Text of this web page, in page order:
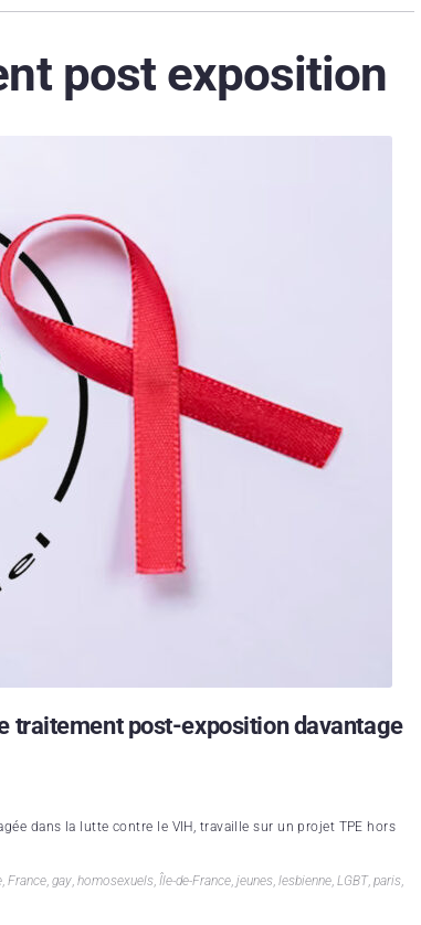
post exposition
traitement post-exposition davantage
dans la lutte contre le VIH, travaille sur un projet TPE hors
, France, gay, homosexuels, Île-de-France, jeunes, lesbienne, LGBT, paris,